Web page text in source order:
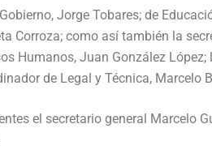
Jorge Tobares; de
Corroza; como así también la
Humanos, Juan González
de Legal y Técnica, Marcelo
el secretario general Marcelo